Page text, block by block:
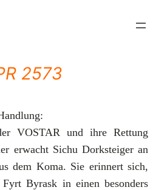
2573
VOSTAR und ihre Rettung
erwacht Sichu Dorksteiger an
dem Koma. Sie erinnert sich,
Byrask in einen besonders